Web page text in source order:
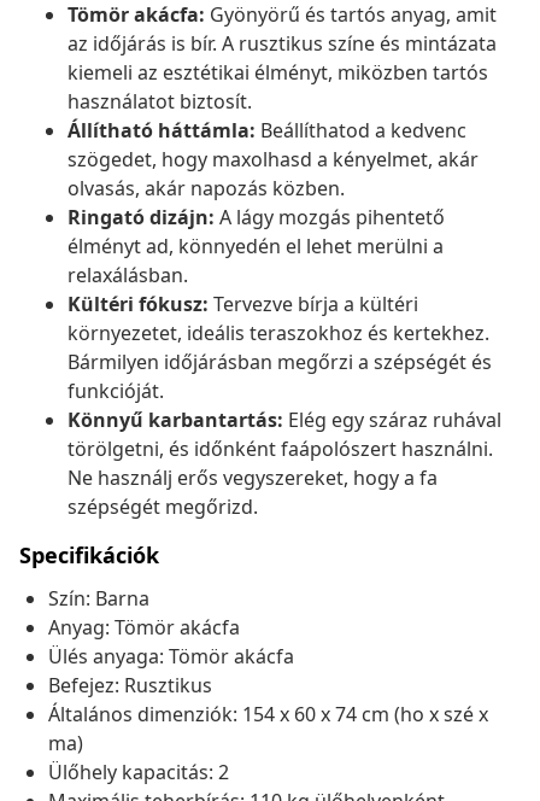
Tömör akácfa: Gyönyörű és tartós anyag, amit
az időjárás is bír. A rusztikus színe és mintázata
kiemeli az esztétikai élményt, miközben tartós
használatot biztosít.
Állítható háttámla: Beállíthatod a kedvenc
szögedet, hogy maxolhasd a kényelmet, akár
olvasás, akár napozás közben.
Ringató dizájn: A lágy mozgás pihentető
élményt ad, könnyedén el lehet merülni a
relaxálásban.
Kültéri fókusz: Tervezve bírja a kültéri
környezetet, ideális teraszokhoz és kertekhez.
Bármilyen időjárásban megőrzi a szépségét és
funkcióját.
Könnyű karbantartás: Elég egy száraz ruhával
törölgetni, és időnként faápolószert használni.
Ne használj erős vegyszereket, hogy a fa
szépségét megőrizd.
Specifikációk
Szín: Barna
Anyag: Tömör akácfa
Ülés anyaga: Tömör akácfa
Befejez: Rusztikus
Általános dimenziók: 154 x 60 x 74 cm (ho x szé x
ma)
Ülőhely kapacitás: 2